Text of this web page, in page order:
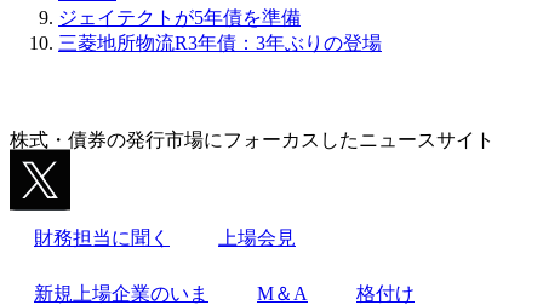
ジェイテクトが5年債を準備
三菱地所物流R3年債：3年ぶりの登場
株式・債券の発行市場にフォーカスしたニュースサイト
財務担当に聞く 上場会見
新規上場企業のいま M＆A 格付け